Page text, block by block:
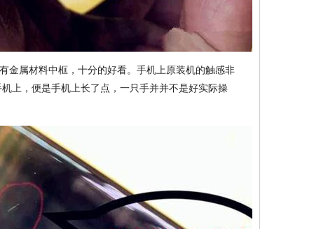
金属材料中框，十分的好看。手机上原装机的触感非
上，便是手机上长了点，一只手并并不是好实际操